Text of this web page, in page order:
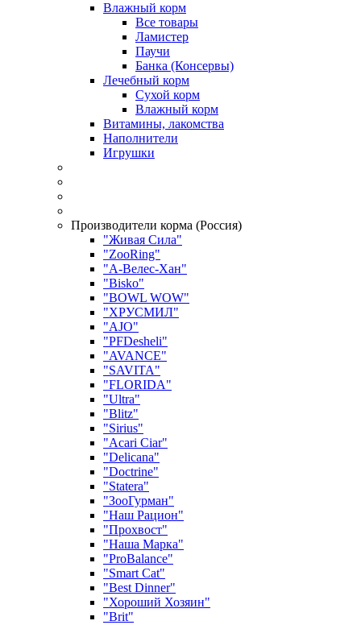
Влажный корм
Все товары
Ламистер
Паучи
Банка (Консервы)
Лечебный корм
Сухой корм
Влажный корм
Витамины, лакомства
Наполнители
Игрушки
Производители корма (Россия)
"Живая Сила"
"ZooRing"
"А-Велес-Хан"
"Bisko"
"BOWL WOW"
"ХРУСМИЛ"
"AJO"
"PFDesheli"
"AVANCE"
"SAVITA"
"FLORIDA"
"Ultra"
"Blitz"
"Sirius"
"Acari Ciar"
"Delicana"
"Doctrine"
"Statera"
"ЗооГурман"
"Наш Рацион"
"Прохвост"
"Наша Марка"
"ProBalance"
"Smart Cat"
"Best Dinner"
"Хороший Хозяин"
"Brit"